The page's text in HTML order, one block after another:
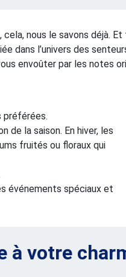
nous le savons déjà.
dans l’univers des
envoûter par les notes
préférées.
de la saison. En hiver, les
fruités ou floraux qui
événements spéciaux et
à votre